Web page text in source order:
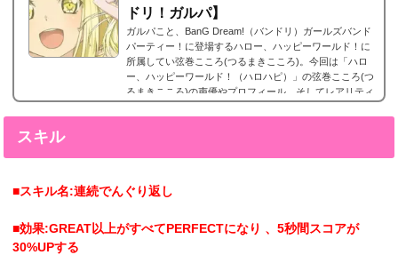
ドリ！ガルパ】
ガルパこと、BanG Dream!（バンドリ）ガールズバンド
パーティー！に登場するハロー、ハッピーワールド！に
所属してい弦巻こころ(つるまきこころ)。今回は「ハロ
ー、ハッピーワールド！（ハロハピ）」の弦巻こころ(つ
るまきこころ)の声優やプロフィール、そしてレアリティ
スキル
■スキル名:連続でんぐり返し
■効果:GREAT以上がすべてPERFECTになり 、5秒間スコアが
30%UPする